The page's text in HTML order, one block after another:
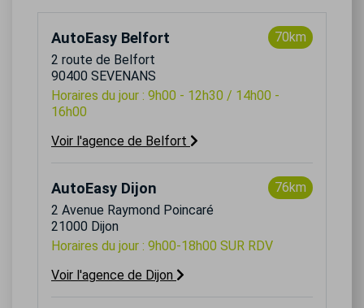
AutoEasy Belfort
70km
2 route de Belfort
90400 SEVENANS
Horaires du jour : 9h00 - 12h30 / 14h00 -
16h00
Voir l'agence de Belfort
AutoEasy Dijon
76km
2 Avenue Raymond Poincaré
21000 Dijon
Horaires du jour : 9h00-18h00 SUR RDV
Voir l'agence de Dijon